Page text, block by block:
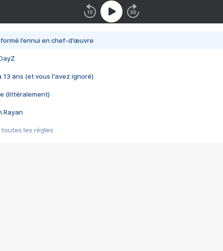
l’ennui en chef-d’œuvre
13 ans (et vous l'avez ignoré)
(littéralement)
Rayan
toutes les règles